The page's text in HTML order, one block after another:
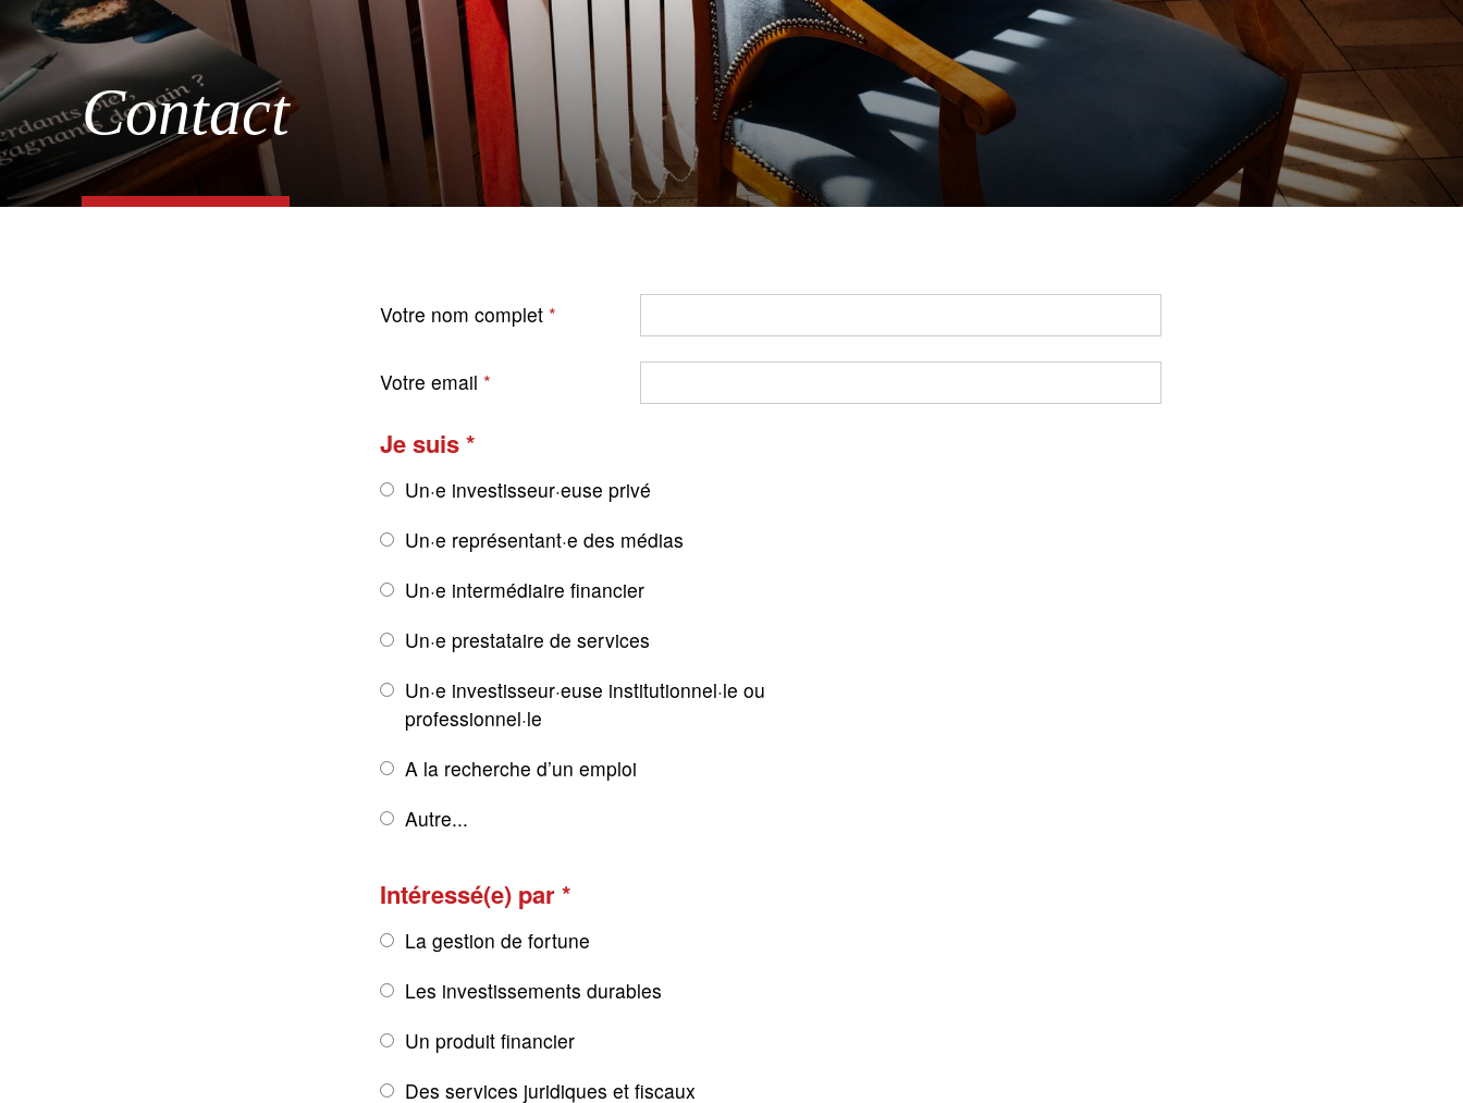
Contact
Votre nom complet
Votre email
Je suis
Un·e investisseur·euse privé
Un·e représentant·e des médias
Un·e intermédiaire financier
Un·e prestataire de services
Un·e investisseur·euse institutionnel·le ou
professionnel·le
A la recherche d’un emploi
Autre...
Intéressé(e) par
La gestion de fortune
Les investissements durables
Un produit financier
Des services juridiques et fiscaux